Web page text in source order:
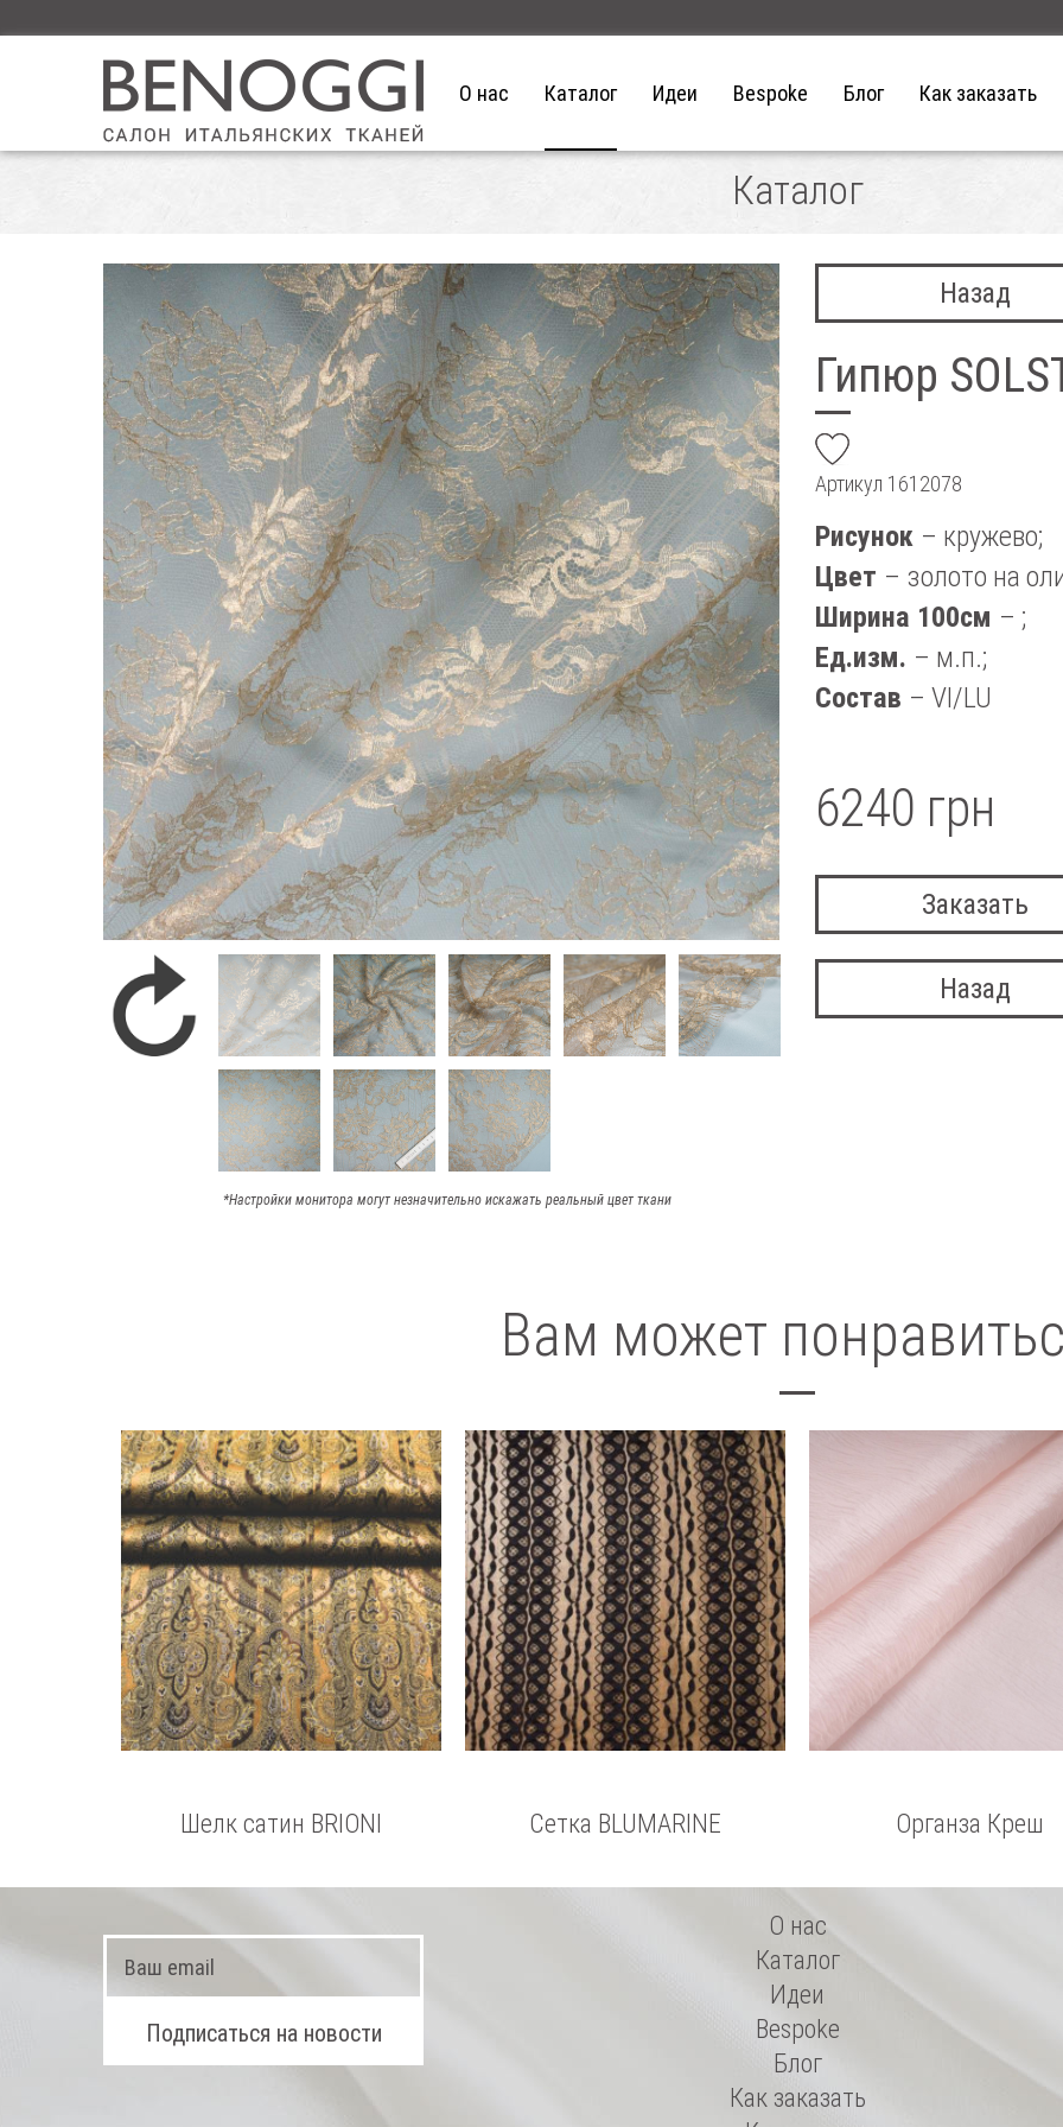
О нас Каталог Идеи Bespoke Блог Как заказать
Каталог
Назад
Гипюр
Артикул 1612078
*Настройки монитора могут незначительно искажать реальный цвет ткани
Рисунок – кружево;
Цвет – золото на
Ширина 100см – ;
Ед.изм. – м.п.;
Состав – VI/LU
6240 грн
Заказать
Назад
Вам может
Шелк сатин BRIONI Сетка BLUMARINE Органза Креш
О нас
Каталог
Идеи
Bespoke
Блог
Как заказать